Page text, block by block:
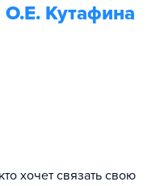
О.Е. Кутафина
хочет связать свою